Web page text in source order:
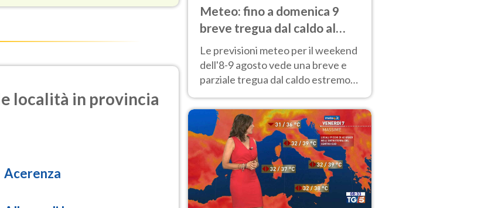
93.6
località in provincia
Acerenza
Meteo: fino a domenica 9
breve tregua dal caldo al
Nord! Altrove calura e afa
Le previsioni meteo per il weekend
dell'8-9 agosto vede una breve e
parziale tregua dal caldo estremo
40 gradi.